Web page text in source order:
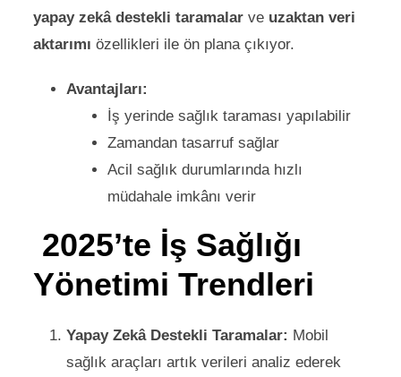
yapay zekâ destekli taramalar ve uzaktan veri
aktarımı özellikleri ile ön plana çıkıyor.
Avantajları:
İş yerinde sağlık taraması yapılabilir
Zamandan tasarruf sağlar
Acil sağlık durumlarında hızlı
müdahale imkânı verir
2025’te İş Sağlığı
Yönetimi Trendleri
Yapay Zekâ Destekli Taramalar: Mobil
sağlık araçları artık verileri analiz ederek